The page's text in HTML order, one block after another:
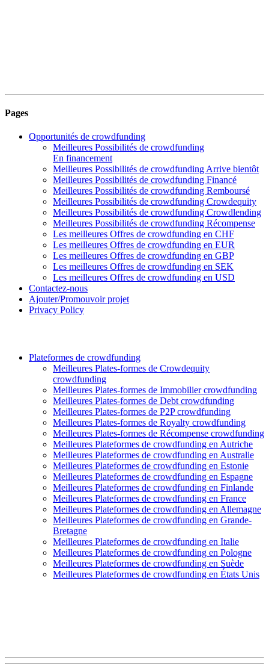
Pages
Opportunités de crowdfunding
Meilleures Possibilités de crowdfunding
En financement
Meilleures Possibilités de crowdfunding Arrive bientôt
Meilleures Possibilités de crowdfunding Financé
Meilleures Possibilités de crowdfunding Remboursé
Meilleures Possibilités de crowdfunding Crowdequity
Meilleures Possibilités de crowdfunding Crowdlending
Meilleures Possibilités de crowdfunding Récompense
Les meilleures Offres de crowdfunding en CHF
Les meilleures Offres de crowdfunding en EUR
Les meilleures Offres de crowdfunding en GBP
Les meilleures Offres de crowdfunding en SEK
Les meilleures Offres de crowdfunding en USD
Contactez-nous
Ajouter/Promouvoir projet
Privacy Policy
Plateformes de crowdfunding
Meilleures Plates-formes de Crowdequity
crowdfunding
Meilleures Plates-formes de Immobilier crowdfunding
Meilleures Plates-formes de Debt crowdfunding
Meilleures Plates-formes de P2P crowdfunding
Meilleures Plates-formes de Royalty crowdfunding
Meilleures Plates-formes de Récompense crowdfunding
Meilleures Plateformes de crowdfunding en Autriche
Meilleures Plateformes de crowdfunding en Australie
Meilleures Plateformes de crowdfunding en Estonie
Meilleures Plateformes de crowdfunding en Espagne
Meilleures Plateformes de crowdfunding en Finlande
Meilleures Plateformes de crowdfunding en France
Meilleures Plateformes de crowdfunding en Allemagne
Meilleures Plateformes de crowdfunding en Grande-
Bretagne
Meilleures Plateformes de crowdfunding en Italie
Meilleures Plateformes de crowdfunding en Pologne
Meilleures Plateformes de crowdfunding en Suède
Meilleures Plateformes de crowdfunding en États Unis